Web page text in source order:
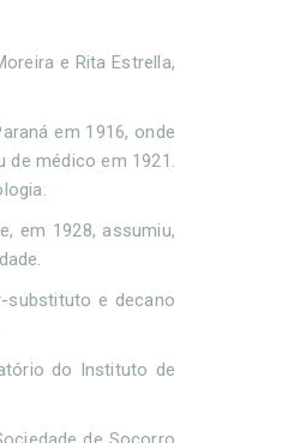
e Rita Estrella,
em 1916, onde
médico em 1921.
em 1928, assumiu,
substituto e decano
do Instituto de